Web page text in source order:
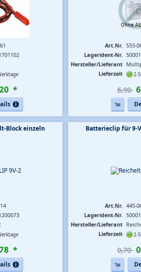
*
Art.Nr. 555-
Lagerident-Nr.
Hersteller/Lieferant
Lieferzeit
2-
6,90  6
Block einzeln
*
Batterieclip für 9-
Art.Nr. 445-
Lagerident-Nr.
Hersteller/Lieferant
Lieferzeit
2-
0,70  0